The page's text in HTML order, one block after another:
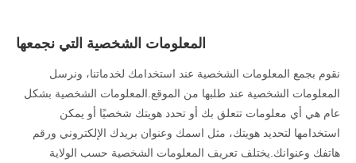
المعلومات الشخصية التي نجمعها
نقوم بجمع المعلومات الشخصية عند استخدامك لخدماتنا، ونرسل
المعلومات الشخصية عند طلبها من الموقع.المعلومات الشخصية بشكل
عام هي أي معلومات تتعلق بك أو تحدد هويتك شخصيًا أو يمكن
استخدامها لتحديد هويتك، مثل اسمك وعنوان بريدك الإلكتروني ورقم
هاتفك وعنوانك.يختلف تعريف المعلومات الشخصية حسب الولاية